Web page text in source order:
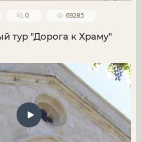
0 69285
тур "Дорога к Храму"